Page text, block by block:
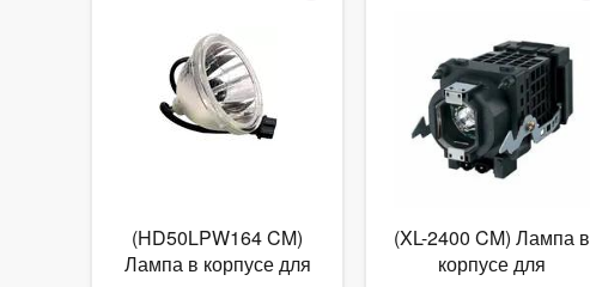
(HD50LPW164 CM)
Лампа в корпусе для
(XL-2400 CM) Лампа в
корпусе для